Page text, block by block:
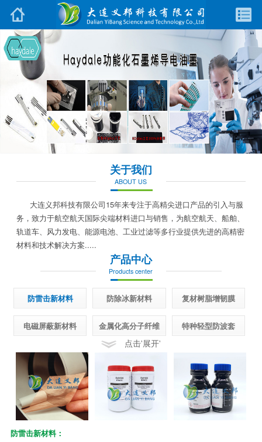
关于我们
ABOUT US
大连义邦科技有限公司15年来专注于高精尖进口产品的引入与服
务，致力于航空航天国际尖端材料进口与销售，为航空航天、船舶、
轨道车、风力发电、能源电池、工业过滤等多行业提供先进的高精密
材料和技术解决方案.....
产品中心
Products center
防雷击新材料 防除冰新材料 复材树脂增韧膜
电磁屏蔽新材料 金属化高分子纤维 特种轻型防波套
点击'展开'
防雷击新材料：